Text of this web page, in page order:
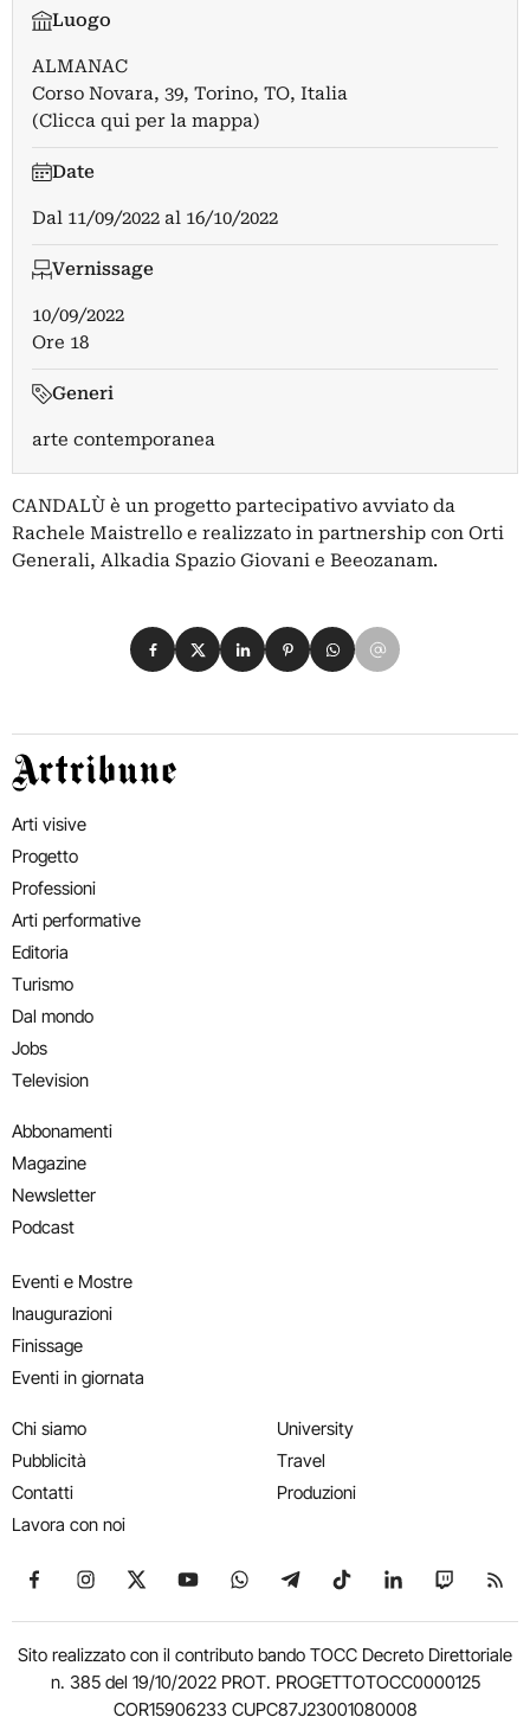
Luogo
ALMANAC
Corso Novara, 39, Torino, TO, Italia
(Clicca qui per la mappa)
Date
Dal 11/09/2022 al 16/10/2022
Vernissage
10/09/2022
Ore 18
Generi
arte contemporanea
CANDALÙ è un progetto partecipativo avviato da
Rachele Maistrello e realizzato in partnership con Orti
Generali, Alkadia Spazio Giovani e Beeozanam.
Condividi su Facebook
Condividi su X
Condividi su LinkedIn
Condividi su Pinterest
Condividi su WhatsApp
Condividi su Email
Artribune
Arti visive
Progetto
Professioni
Arti performative
Editoria
Turismo
Dal mondo
Jobs
Television
Abbonamenti
Magazine
Newsletter
Podcast
Eventi e Mostre
Inaugurazioni
Finissage
Eventi in giornata
Chi siamo
Pubblicità
Contatti
Lavora con noi
University
Travel
Produzioni
Seguici su Facebook
Seguici su Instagram
Seguici su X
Seguici su YouTube
Seguici su WhatsApp
Seguici su Telegram
Seguici su TikTok
Seguici su
Seguici
Sito realizzato con il contributo bando TOCC Decreto Direttoriale
n. 385 del 19/10/2022 PROT. PROGETTOTOCC0000125
COR15906233 CUPC87J23001080008